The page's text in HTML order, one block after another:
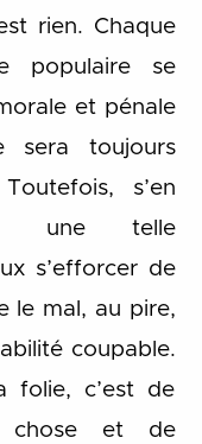
rien. Chaque
populaire se
et pénale
sera toujours
s’en
à une telle
s’efforcer de
le mal, au pire,
coupable.
folie, c’est de
chose et de